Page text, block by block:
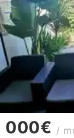
000€ /